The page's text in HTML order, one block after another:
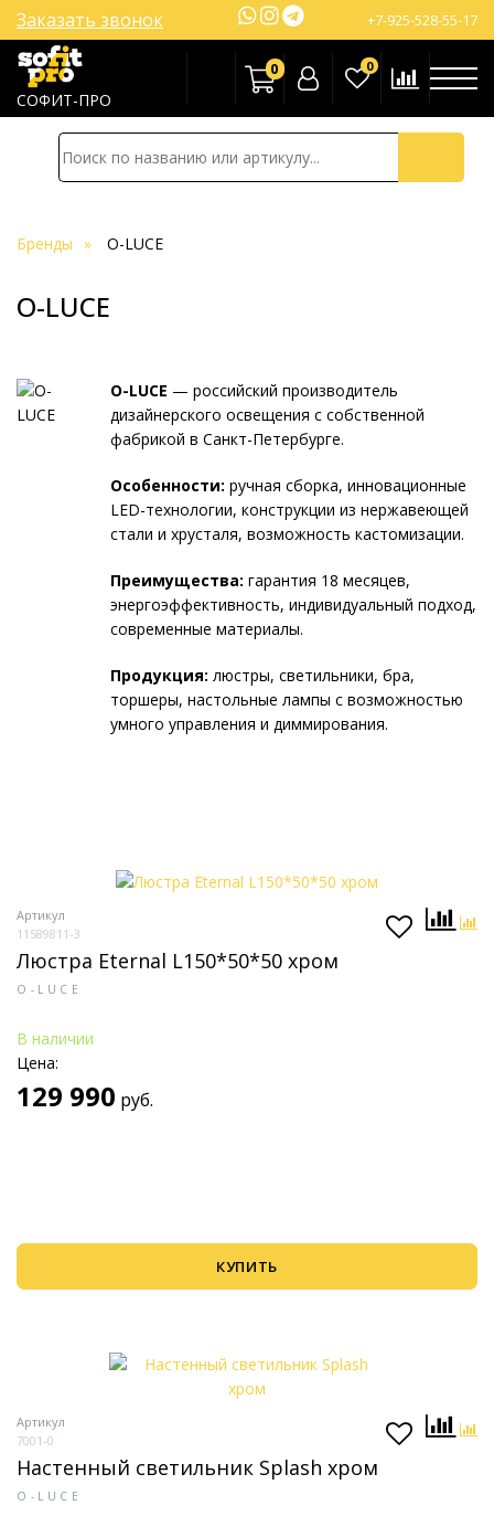
СОФИТ-ПРО
+7-925-528-55-17
Заказать звонок
0 0
Бренды O-LUCE
O-LUCE
O-LUCE — российский производитель
дизайнерского освещения с собственной
фабрикой в Санкт-Петербурге.
Особенности: ручная сборка, инновационные
LED-технологии, конструкции из нержавеющей
стали и хрусталя, возможность кастомизации.
Преимущества: гарантия 18 месяцев,
энергоэффективность, индивидуальный подход,
современные материалы.
Продукция: люстры, светильники, бра,
торшеры, настольные лампы с возможностью
умного управления и диммирования.
Артикул
11589811-3
Люстра Eternal L150*50*50 хром
O-LUCE
В наличии
Цена:
129 990 руб.
КУПИТЬ
Артикул
7001-0
Настенный светильник Splash хром
O-LUCE